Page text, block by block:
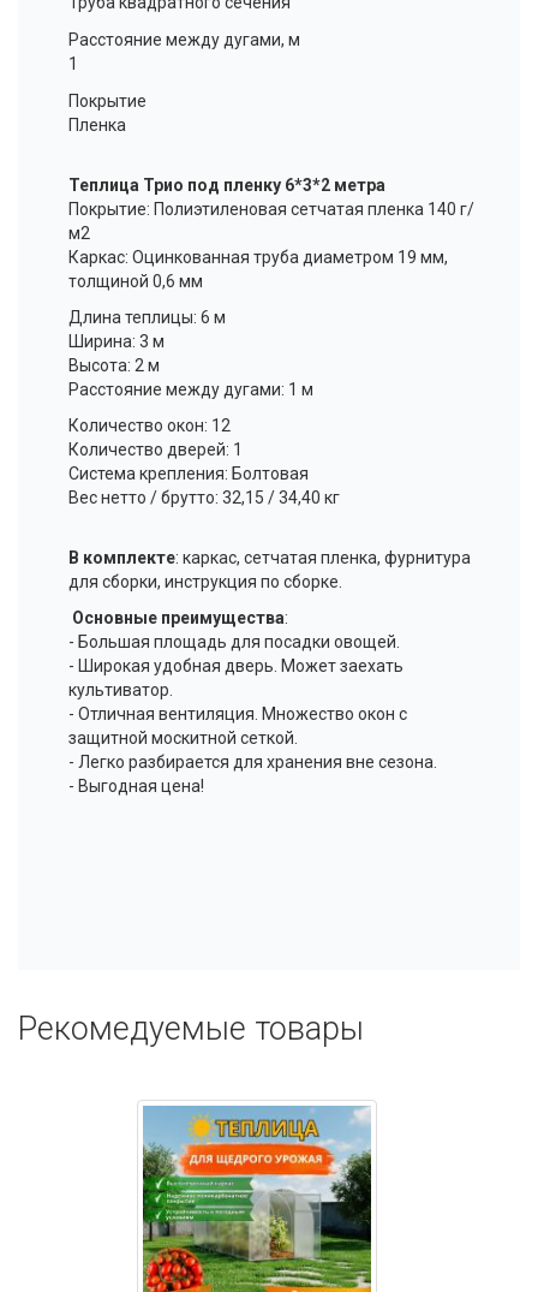
Расстояние между дугами, м
1
Покрытие
Пленка
Теплица Трио под пленку 6*3*2 метра
Покрытие: Полиэтиленовая сетчатая пленка 140 г/
м2
Каркас: Оцинкованная труба диаметром 19 мм,
толщиной 0,6 мм
Длина теплицы: 6 м
Ширина: 3 м
Высота: 2 м
Расстояние между дугами: 1 м
Количество окон: 12
Количество дверей: 1
Система крепления: Болтовая
Вес нетто / брутто: 32,15 / 34,40 кг
В комплекте: каркас, сетчатая пленка, фурнитура
для сборки, инструкция по сборке.
Основные преимущества:
- Большая площадь для посадки овощей.
- Широкая удобная дверь. Может заехать
культиватор.
- Отличная вентиляция. Множество окон с
защитной москитной сеткой.
- Легко разбирается для хранения вне сезона.
- Выгодная цена!
Рекомедуемые товары